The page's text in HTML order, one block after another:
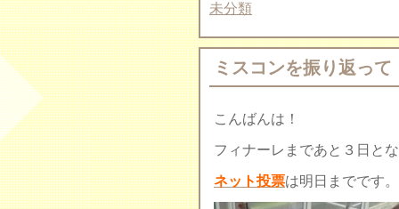
未分類
ミスコンを振り返っ
こんばんは！
フィナーレまであと３日と
ネット投票は明日までです。